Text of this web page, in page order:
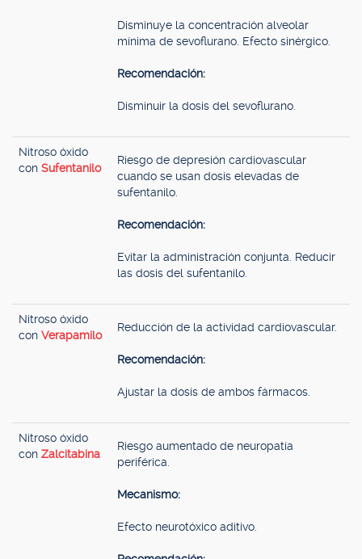
Disminuye la concentración alveolar
mínima de sevoflurano. Efecto sinérgico.
Recomendación:
Disminuir la dosis del sevoflurano.
Nitroso óxido
con Sufentanilo
Riesgo de depresión cardiovascular
cuando se usan dosis elevadas de
sufentanilo.
Recomendación:
Evitar la administración conjunta. Reducir
las dosis del sufentanilo.
Nitroso óxido
con Verapamilo
Reducción de la actividad cardiovascular.
Recomendación:
Ajustar la dosis de ambos fármacos.
Nitroso óxido
con Zalcitabina
Riesgo aumentado de neuropatía
periférica.
Mecanismo:
Efecto neurotóxico aditivo.